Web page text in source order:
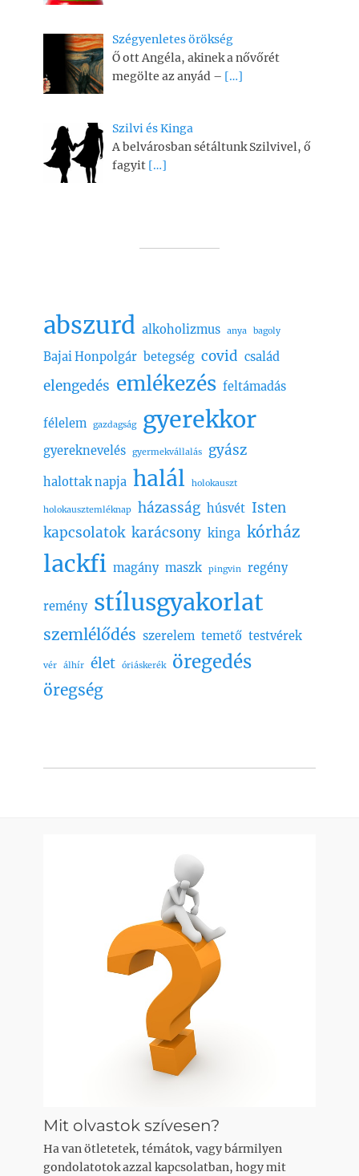
Szégyenletes örökség
Ő ott Angéla, akinek a nővőrét
megölte az anyád – […]
Szilvi és Kinga
A belvárosban sétáltunk Szilvivel, ő
fagyit […]
abszurd alkoholizmus anya bagoly
Bajai Honpolgár betegség covid család
elengedés emlékezés feltámadás
félelem gazdagság gyerekkor
gyereknevelés gyermekvállalás gyász
halottak napja halál holokauszt
holokausztemléknap házasság húsvét Isten
kapcsolatok karácsony kinga kórház
lackfi magány maszk pingvin regény
remény stílusgyakorlat
szemlélődés szerelem temető testvérek
vér álhír élet óriáskerék öregedés
öregség
Mit olvastok szívesen?
Ha van ötletetek, témátok, vagy bármilyen
gondolatotok azzal kapcsolatban, hogy mit